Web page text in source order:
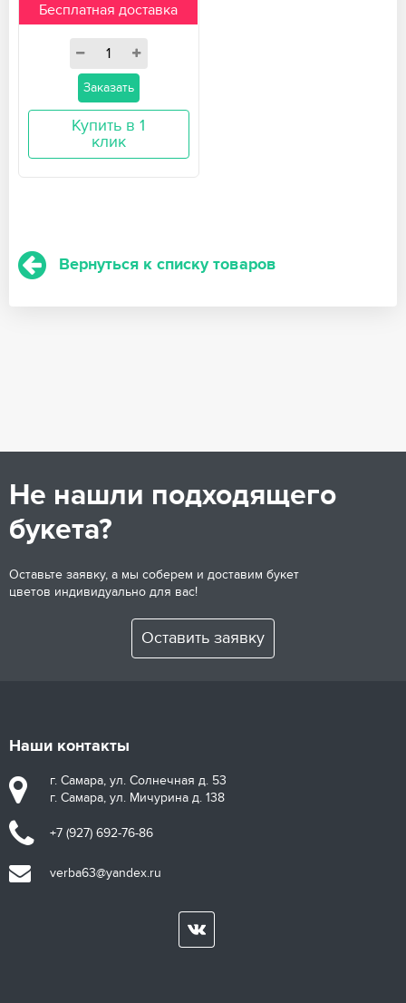
Бесплатная доставка
Заказать
Купить в 1
клик
Вернуться к списку товаров
Не нашли подходящего
букета?
Оставьте заявку, а мы соберем и доставим букет
цветов индивидуально для вас!
Оставить заявку
Наши контакты
г. Самара, ул. Солнечная д. 53
г. Самара, ул. Мичурина д. 138
+7 (927) 692-76-86
verba63@yandex.ru